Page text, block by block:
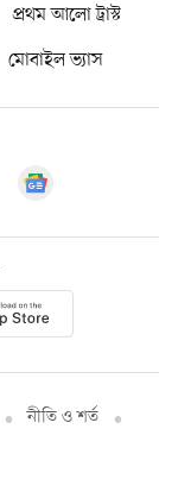
প্রথম আলো ট্রাস্ট
মোবাইল ভ্যাস
নীতি ও শর্ত